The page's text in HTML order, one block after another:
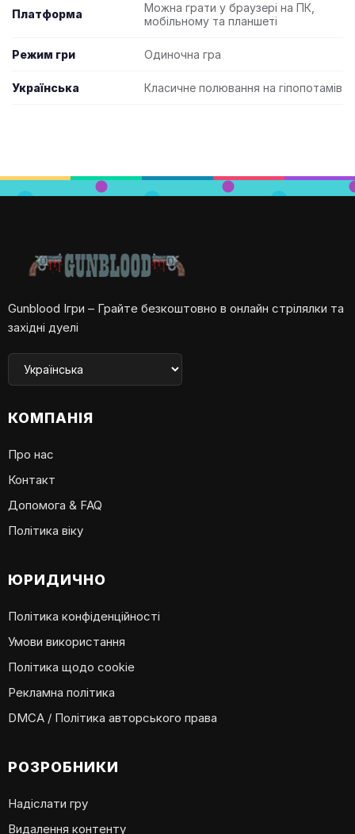
Платформа
Можна грати у браузері на ПК,
мобільному та планшеті
Режим гри Одиночна гра
Українська Класичне полювання на гіпопотамів
Gunblood Ігри – Грайте безкоштовно в онлайн стрілялки та
західні дуелі
КОМПАНІЯ
Про нас
Контакт
Допомога & FAQ
Політика віку
ЮРИДИЧНО
Політика конфіденційності
Умови використання
Політика щодо cookie
Рекламна політика
DMCA / Політика авторського права
РОЗРОБНИКИ
Надіслати гру
Видалення контенту